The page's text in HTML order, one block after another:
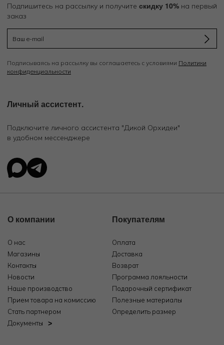
Подпишитесь на рассылку и получите скидку 10% на первый
заказ
Подписываясь на рассылку вы соглашаетесь с условиями Политики
конфиденциальности
Личный ассистент.
Подключите личного ассистента "Дикой Орхидеи"
в удобном мессенджере
О компании
О нас
Магазины
Контакты
Новости
Наше производство
Прием товара на комиссию
Стать партнером
Документы
Покупателям
Оплата
Доставка
Возврат
Программа лояльности
Подарочный сертификат
Полезные материалы
Определить размер